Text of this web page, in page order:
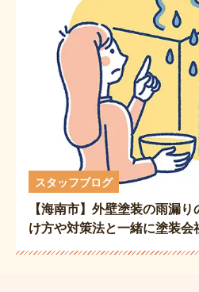
スタッフブログ
【海南市】外壁塗装の雨漏
け方や対策法と一緒に塗装
説